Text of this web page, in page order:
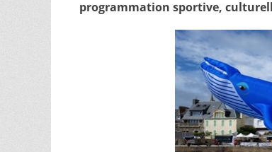
programmation sportive,